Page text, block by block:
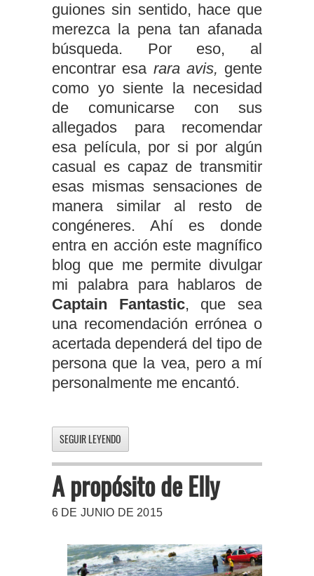
guiones sin sentido, hace que
merezca la pena tan afanada
búsqueda. Por eso, al
encontrar esa rara avis, gente
como yo siente la necesidad
de comunicarse con sus
allegados para recomendar
esa película, por si por algún
casual es capaz de transmitir
esas mismas sensaciones de
manera similar al resto de
congéneres. Ahí es donde
entra en acción este magnífico
blog que me permite divulgar
mi palabra para hablaros de
Captain Fantastic, que sea
una recomendación errónea o
acertada dependerá del tipo de
persona que la vea, pero a mí
personalmente me encantó.
SEGUIR LEYENDO
A propósito de Elly
6 DE JUNIO DE 2015